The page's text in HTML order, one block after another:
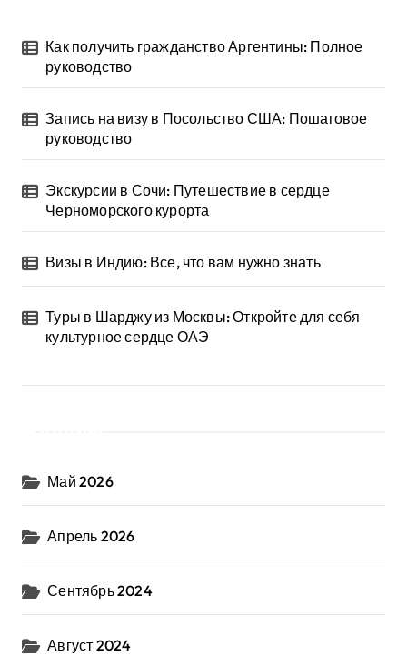
Как получить гражданство Аргентины: Полное
руководство
Запись на визу в Посольство США: Пошаговое
руководство
Экскурсии в Сочи: Путешествие в сердце
Черноморского курорта
Визы в Индию: Все, что вам нужно знать
Туры в Шарджу из Москвы: Откройте для себя
культурное сердце ОАЭ
Май 2026
Апрель 2026
Сентябрь 2024
Август 2024